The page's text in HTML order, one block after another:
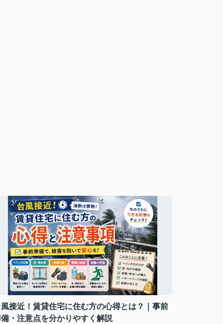
接近！賃貸住宅に住む方の心得とは？｜事前
・注意点を分かりやすく解説